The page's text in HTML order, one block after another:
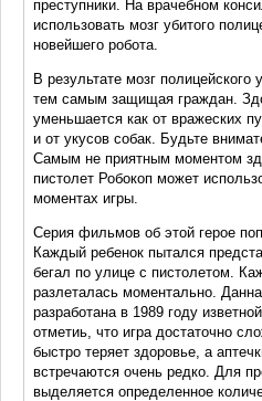
преступники. На врачебном
использовать мозг убитого
новейшего робота.
В результате мозг полицейского
тем самым защищая граждан.
уменьшается как от вражеских
и от укусов собак. Будьте
Самым не приятным моментом
пистолет Робокоп может
моментах игры.
Серия фильмов об этой герое
Каждый ребенок пытался
бегал по улице с пистолетом.
разлеталась моментально.
разработана в 1989 году
отметиь, что игра достаточно
быстро теряет здоровье, а
встречаются очень редко. Для
выделяется определенное